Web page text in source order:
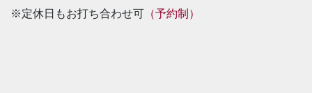
※定休日もお打ち合わせ可 （予約制）